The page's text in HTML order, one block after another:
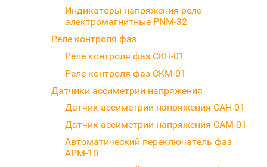
Индикаторы напряжения-реле
электромагнитные PNM-32
Реле контроля фаз
Реле контроля фаз CKH-01
Реле контроля фаз CKM-01
Датчики ассиметрии напряжения
Датчик ассиметрии напряжения CAH-01
Датчик ассиметрии напряжения CAM-01
Автоматический переключатель фаз
APM-10